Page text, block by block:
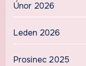
Únor 2026
Leden 2026
Prosinec 2025